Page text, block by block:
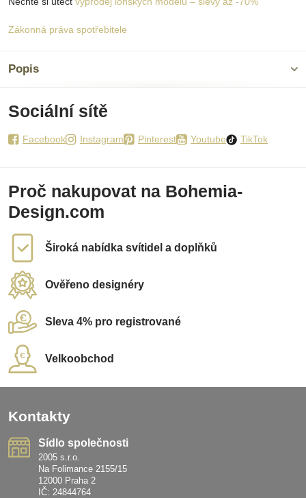
Zákonná práva spotřebitele
Popis
Sociální sítě
Facebook Instagram Pinterest Youtube TikTok
Proč nakupovat na Bohemia-
Design.com
Široká nabídka svítidel a doplňků
Ověřeno designéry
Sleva 4% pro registrované
Velkoobchod
Kontakty
Sídlo společnosti
2005 s.r.o.
Na Folimance 2155/15
12000 Praha 2
IČ: 24844764